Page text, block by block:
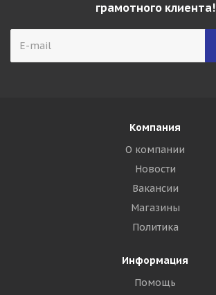
грамотного клиента!
Компания
О компании
Новости
Вакансии
Магазины
Политика
Информация
Помощь